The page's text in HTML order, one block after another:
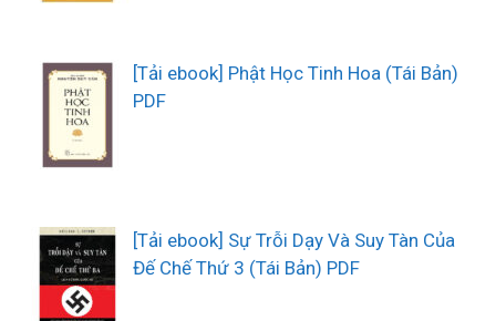
[Tải ebook] Phật Học Tinh Hoa (Tái Bản)
PDF
[Tải ebook] Sự Trỗi Dạy Và Suy Tàn Của
Đế Chế Thứ 3 (Tái Bản) PDF